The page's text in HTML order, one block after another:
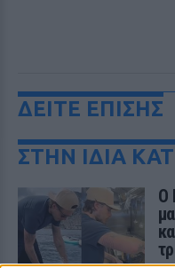
ΔΕΙΤΕ ΕΠΙΣΗΣ
ΣΤΗΝ ΙΔΙΑ
Ο